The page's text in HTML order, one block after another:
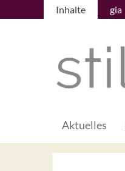
Inhalte gia
Aktuelles